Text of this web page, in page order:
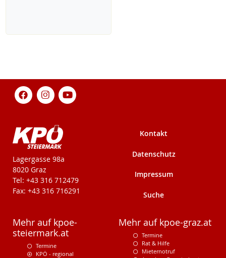
KPÖ-Steiermark
Lagergasse 98a
8020 Graz
Tel: +43 316 712479
Fax: +43 316 716291
Kontakt
Datenschutz
Impressum
Suche
Mehr auf kpoe-
steiermark.at
Termine
KPÖ - regional
Mehr auf kpoe-graz.at
Termine
Rat & Hilfe
Mieternotruf